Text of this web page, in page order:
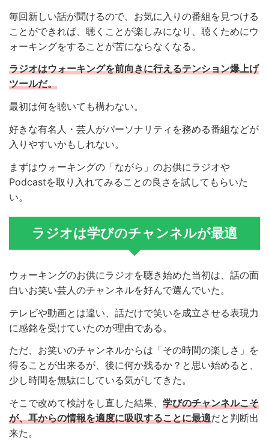
毎回新しい話が聞けるので、お気に入りの番組を見つける
ことができれば、聴くことが楽しみになり、聴くためにウ
ォーキングをすることが苦にならなくなる。
ラジオはウォーキングを前向きに行えるテンション爆上げ
ツールだ。
最初は何を聴いても構わない。
好きな有名人・芸人がパーソナリティを務める番組などが
入りやすいかもしれない。
まずはウォーキングの「ながら」のお供にラジオや
Podcastを取り入れてみることの良さを試してもらいた
い。
ラジオは学びのチャンネルが最適
ウォーキングのお供にラジオを聴き始めた当初は、話の面
白いお笑い芸人のチャンネルを好んで選んでいた。
テレビや動画とは違い、話だけで笑いを成立させる表現力
に感銘を受けていたのが理由である。
ただ、お笑いのチャンネルからは「その時間の楽しさ」を
得ることが出来るが、後に何か残るか？と思い始めると、
少し時間を無駄にしている気がしてきた。
そこで改めて検討をし直した結果、 学びのチャンネルこそ
が、耳からの情報を適度に吸収することに最適だと判断出
来た。